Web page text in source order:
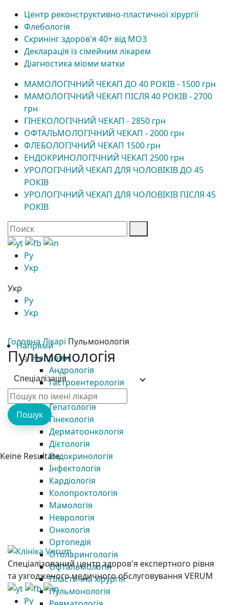
Центр реконструктивно-пластичної хірургії
Флебологія
Скринінг здоров'я 40+ від МОЗ
Декларація із сімейним лікарем
Діагностика міоми матки
МАМОЛОГІЧНИЙ ЧЕКАП ДО 40 РОКІВ - 1500 грн
МАМОЛОГІЧНИЙ ЧЕКАП ПІСЛЯ 40 РОКІВ - 2700
грн
ГІНЕКОЛОГІЧНИЙ ЧЕКАП - 2850 грн
ОФТАЛЬМОЛОГІЧНИЙ ЧЕКАП - 2000 грн
ФЛЕБОЛОГІЧНИЙ ЧЕКАП 1500 грн
ЕНДОКРИНОЛОГІЧНИЙ ЧЕКАП 2500 грн
УРОЛОГІЧНИЙ ЧЕКАП ДЛЯ ЧОЛОВІКІВ ДО 45
РОКІВ
УРОЛОГІЧНИЙ ЧЕКАП ДЛЯ ЧОЛОВІКІВ ПІСЛЯ 45
РОКІВ
Ру
Укр
Укр
Ру
Укр
Напрями
Напрями
Андрологія
Гастроентерологія
Гематологія
Гепатологія
Гінекологія
Дерматоонкологія
Дієтологія
Ендокринологія
Інфектологія
Кардіологія
Колопроктологія
Мамологія
Неврологія
Онкологія
Ортопедія
Отоларингологія
Офтальмологія
Пластична хірургія
Пульмонологія
ГоловнаЛікарі Пульмонологія
Пульмонологія
Спеціалізація
Пошук
Keine Resultate.
Спеціалізований центр здоров'я експертного рівня
та узгодженого медичного обслуговування VERUM
Ру